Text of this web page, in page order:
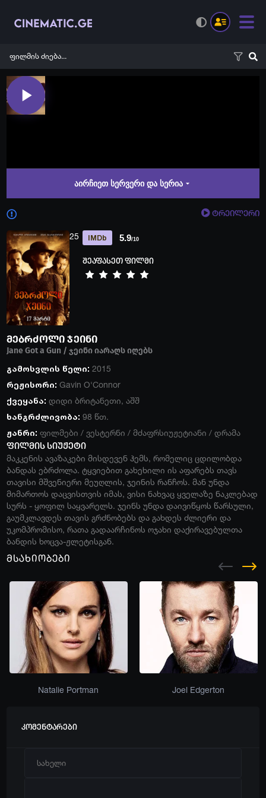
აირჩიეთ სერვერი და სერია
ტრეილერი
IMDb 5.9/10
შეაფასეთ ფილმი
25
მებრძოლი ჯეინი
Jane Got a Gun / ჯეინი იარაღს იღებს
გამოსვლის წელი: 2015
რეჟისორი: Gavin O'Connor
ქვეყანა: დიდი ბრიტანეთი, აშშ
ხანგრძლივობა: 98 წთ.
ჟანრი: ფილმები / ვესტერნი / მძაფრსიუჟეტიანი / დრამა
ფილმის სიუჟეტი
მაკკენის ავაზაკები მისდევენ ჰემს, რომელიც ცდილობდა
ბანდას ებრძოლა. ტყვიებით გახეხილი ის აფარებს თავს
თავისი მშვენიერი მეუღლის, ჯეინის რანჩოს. მან უნდა
მიმართოს დაცვისთვის იმას, ვისი ნახვაც ყველაზე ნაკლებად
სურს - ყოფილ საყვარელს. ჯეინს უნდა დაივიწყოს წარსული,
გაუმკლავდეს თავის გრძნობებს და გახდეს ძლიერი და
უკომპრომისო, რათა გადაარჩინოს ოჯახი დაქირავებულთა
ბანდის ხოცვა-ჟლეტისგან.
მსახიობები
Natalie Portman Joel Edgerton
კომენტარები